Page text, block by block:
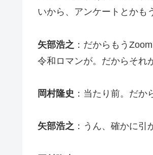
いから、アンケートとかも
矢部浩之 ：だからもう
令和ロマンが。だからそれ
岡村隆史 ：当たり前。だか
矢部浩之 ：うん、確かに引